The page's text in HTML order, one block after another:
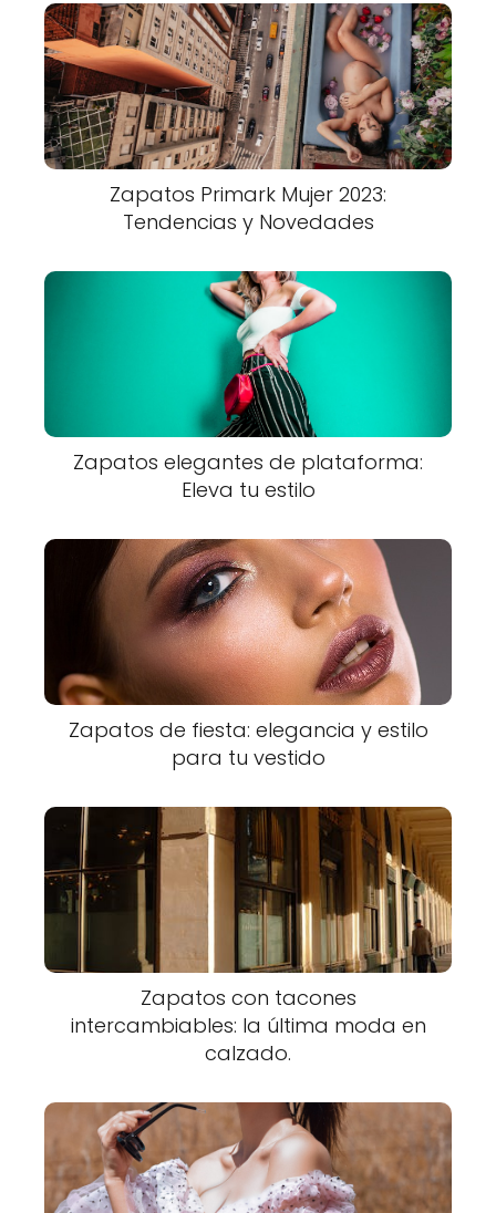
Zapatos Primark Mujer 2023:
Tendencias y Novedades
Zapatos elegantes de plataforma:
Eleva tu estilo
Zapatos de fiesta: elegancia y estilo
para tu vestido
Zapatos con tacones
intercambiables: la última moda en
calzado.